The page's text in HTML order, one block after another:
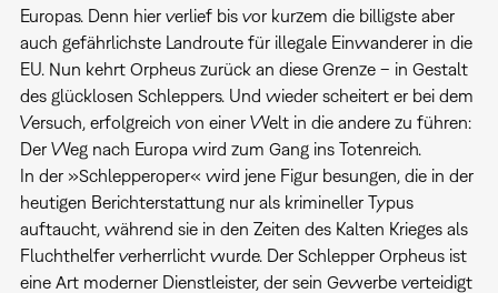
Europas. Denn hier verlief bis vor kurzem die billigste aber
auch gefährlichste Landroute für illegale Einwanderer in die
EU. Nun kehrt Orpheus zurück an diese Grenze – in Gestalt
des glücklosen Schleppers. Und wieder scheitert er bei dem
Versuch, erfolgreich von einer Welt in die andere zu führen:
Der Weg nach Europa wird zum Gang ins Totenreich.
In der »Schlepperoper« wird jene Figur besungen, die in der
heutigen Berichterstattung nur als krimineller Typus
auftaucht, während sie in den Zeiten des Kalten Krieges als
Fluchthelfer verherrlicht wurde. Der Schlepper Orpheus ist
eine Art moderner Dienstleister, der sein Gewerbe verteidigt